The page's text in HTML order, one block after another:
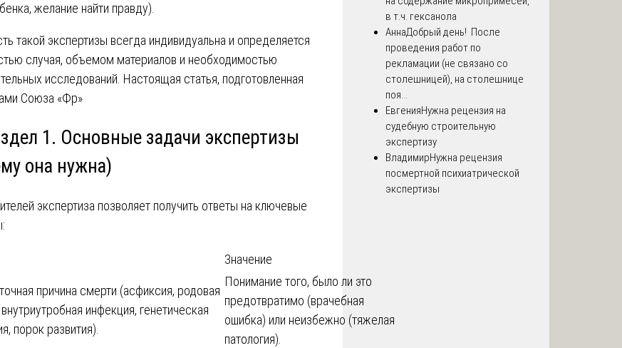
желание найти правду).
такой экспертизы всегда индивидуальна и определяется
случая, объемом материалов и необходимостью
исследований. Настоящая статья, подготовленная
Союза «Фр»
1. Основные задачи экспертизы
она нужна)
экспертиза позволяет получить ответы на ключевые
Значение
причина смерти (асфиксия, родовая
инфекция, генетическая
порок развития).
Понимание того, было ли это
предотвратимо (врачебная
ошибка) или неизбежно (тяжелая
патология).
в т.ч. гексанола
АннаДобрый день! После
проведения работ по
рекламации (не связано со
столешницей), на столешнице
поя...
ЕвгенияНужна рецензия на
судебную строительную
экспертизу
ВладимирНужна рецензия
посмертной психиатрической
экспертизы